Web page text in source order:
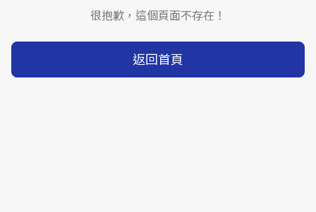
很抱歉，這個頁面不存在！
返回首頁